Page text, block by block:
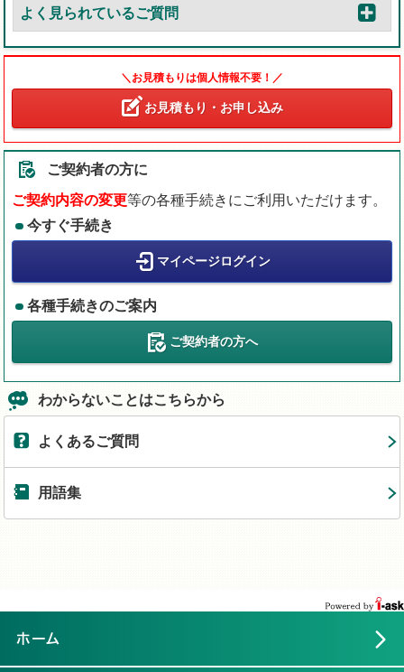
よく見られているご質問
＼お見積もりは個人情報不要！／
お見積もり・お申し込み
ご契約者の方に
ご契約内容の変更等の各種手続きにご利用いただけます。
今すぐ手続き
マイページログイン
各種手続きのご案内
ご契約者の方へ
わからないことはこちらから
よくあるご質問
用語集
ホーム